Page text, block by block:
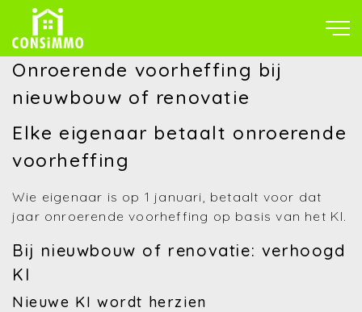
Onroerende voorheffing bij
nieuwbouw of renovatie
Elke eigenaar betaalt onroerende
voorheffing
Wie eigenaar is op 1 januari, betaalt voor dat
jaar onroerende voorheffing op basis van het KI.
Bij nieuwbouw of renovatie: verhoogd
KI
Nieuwe KI wordt herzien